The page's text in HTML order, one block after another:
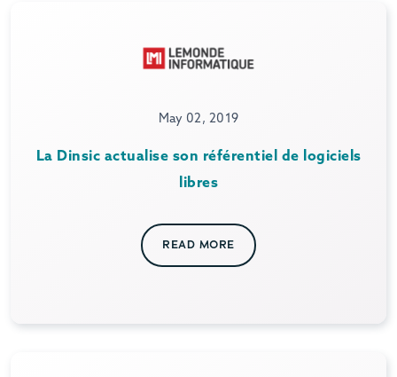
May 02, 2019
La Dinsic actualise son référentiel de logiciels
libres
READ MORE